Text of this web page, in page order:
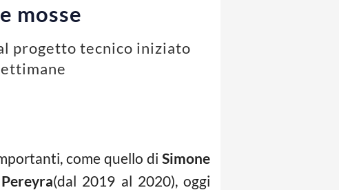
mosse
progetto tecnico iniziato
come quello di Simone
(dal 2019 al 2020), oggi